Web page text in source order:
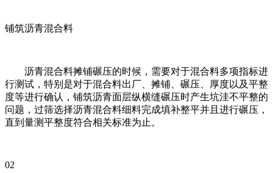
铺筑沥青混合料
沥青混合料摊铺碾压的时候，需要对于混合料多项指标进
行测试，特别是对于混合料出厂、摊铺、碾压、厚度以及平整
度等进行确认，铺筑沥青面层纵横缝碾压时产生坑洼不平整的
问题，过筛选择沥青混合料细料完成填补整平并且进行碾压，
直到量测平整度符合相关标准为止。
02